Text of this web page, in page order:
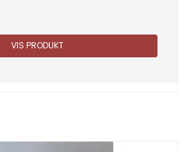
VIS PRODUKT